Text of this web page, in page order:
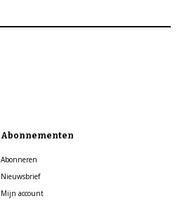
Abonnementen
Abonneren
Nieuwsbrief
Mijn account